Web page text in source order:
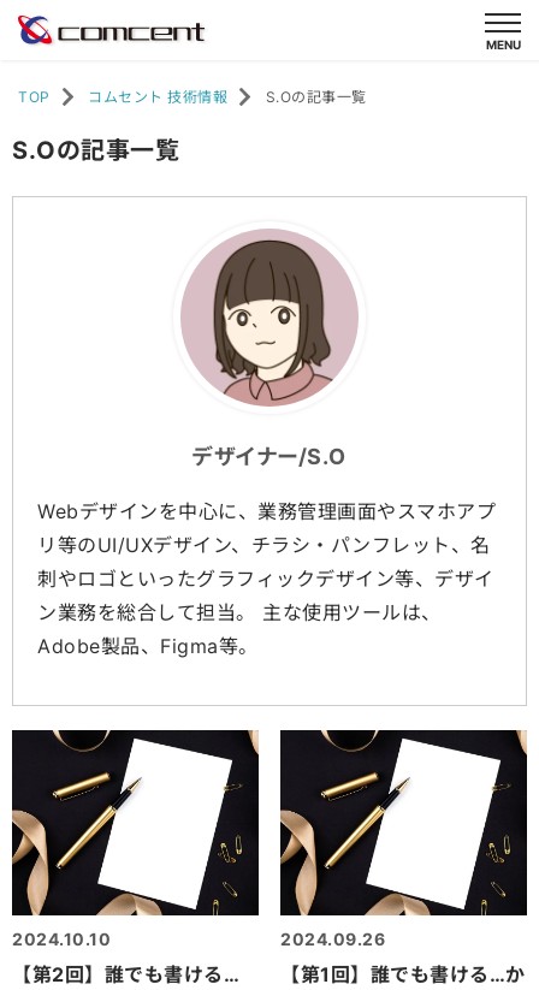
TOP コムセント 技術情報 S.Oの記事一覧
S.Oの記事一覧
デザイナー/S.O
Webデザインを中心に、業務管理画面やスマホアプ
リ等のUI/UXデザイン、チラシ・パンフレット、名
刺やロゴといったグラフィックデザイン等、デザイ
ン業務を総合して担当。 主な使用ツールは、
Adobe製品、Figma等。
【第2回】誰でも書ける…
2024.10.10
【第1回】誰でも書ける…か
2024.09.26